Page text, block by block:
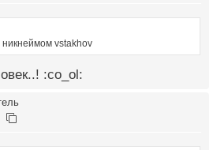
vstakhov
:co_ol: